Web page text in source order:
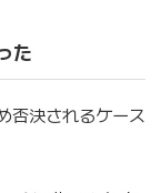
た
否決されるケース